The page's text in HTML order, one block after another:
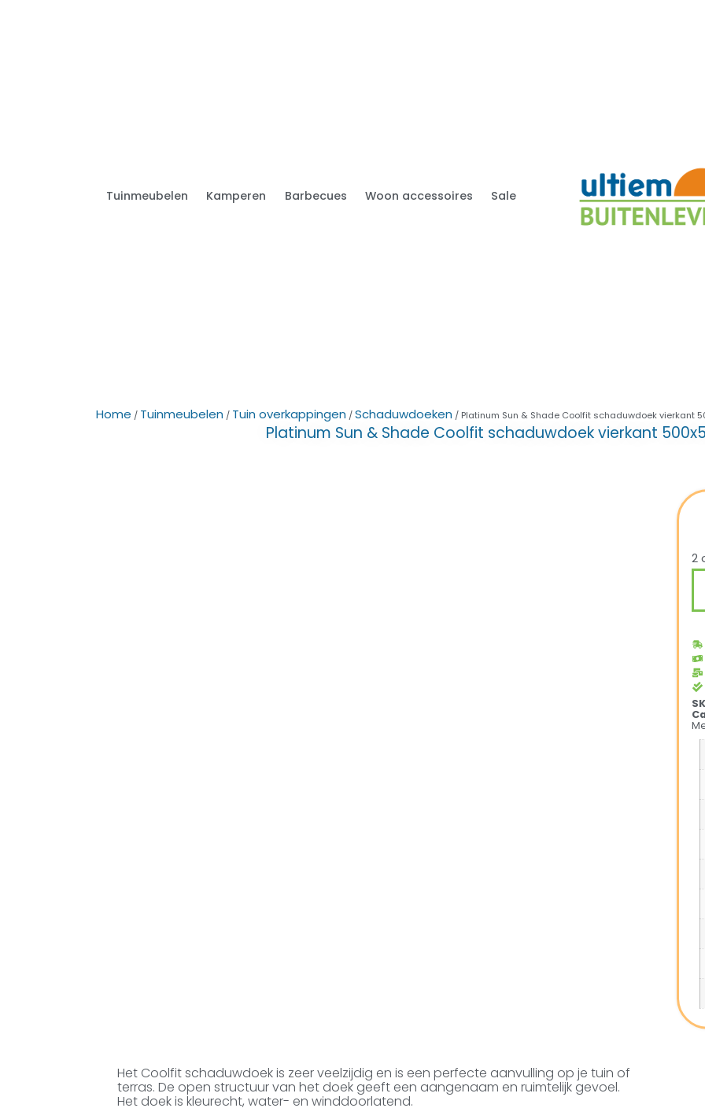
Tuinmeubelen Kamperen Barbecues Woon accessoires Sale
Home / Tuinmeubelen / Tuin overkappingen /Schaduwdoeken / Platinum Sun & Shade Coolfit schaduwdoek vierkant
Platinum Sun & Shade Coolfit schaduwdoek vierkant
Het Coolfit schaduwdoek is zeer veelzijdig en is een perfecte aanvulling op je tuin of
terras. De open structuur van het doek geeft een aangenaam en ruimtelijk gevoel.
Het doek is kleurecht, water- en winddoorlatend.
2